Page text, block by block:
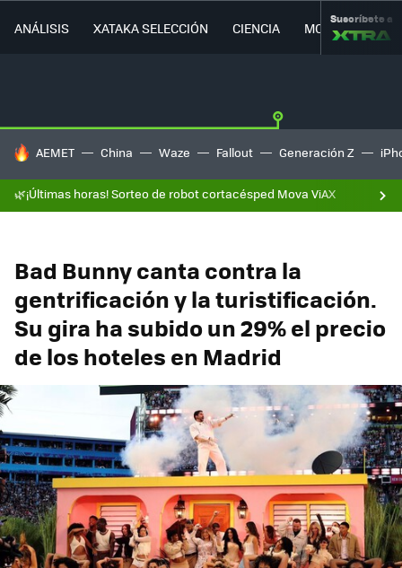
ANÁLISIS XATAKA SELECCIÓN CIENCIA MOVILIDAD
Suscríbete a
HOY SE HABLA DE
AEMET China Waze Fallout Generación Z
🌿¡Últimas horas! Sorteo de robot cortacésped Mova ViAX
Bad Bunny canta contra la
gentrificación y la turistificación.
Su gira ha subido un 29% el precio
de los hoteles en Madrid